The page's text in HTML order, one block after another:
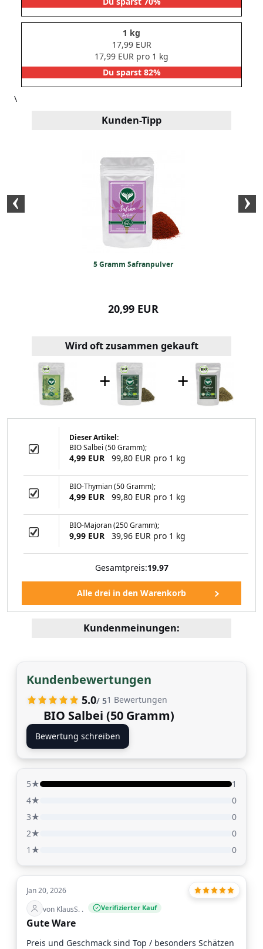
1 kg
17,99 EUR
17,99 EUR pro 1 kg
Du sparst 82%
\
Kunden-Tipp
5 Gramm Safranpulver
20,99 EUR
EUR
Wird oft zusammen gekauft
+ +
Dieser Artikel:
BIO Salbei (50 Gramm);
4,99 EUR 99,80 EUR pro 1 kg
BIO-Thymian (50 Gramm);
4,99 EUR 99,80 EUR pro 1 kg
BIO-Majoran (250 Gramm);
9,99 EUR 39,96 EUR pro 1 kg
Gesamtpreis:19.97
Kundenmeinungen:
Kundenbewertungen
5.0/ 51 Bewertungen
BIO Salbei (50 Gramm)
Bewertung schreiben
5★
1
4★
0
3★
0
2★
0
1★
0
Jan 20, 2026
von KlausS. .
Verifizierter Kauf
Gute Ware
Preis und Geschmack sind Top / besonders Schätzen